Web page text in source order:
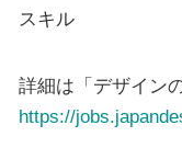
スキル
詳細は「デザイン
https://